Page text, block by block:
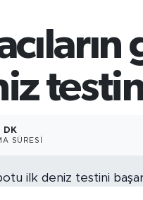
DK
SÜRESI